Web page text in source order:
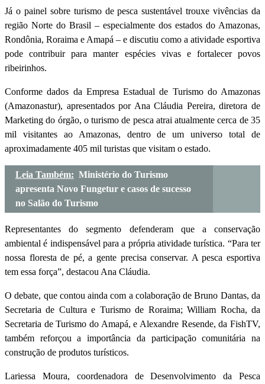
Já o painel sobre turismo de pesca sustentável trouxe vivências da
região Norte do Brasil – especialmente dos estados do Amazonas,
Rondônia, Roraima e Amapá – e discutiu como a atividade esportiva
pode contribuir para manter espécies vivas e fortalecer povos
ribeirinhos.
Conforme dados da Empresa Estadual de Turismo do Amazonas
(Amazonastur), apresentados por Ana Cláudia Pereira, diretora de
Marketing do órgão, o turismo de pesca atrai atualmente cerca de 35
mil visitantes ao Amazonas, dentro de um universo total de
aproximadamente 405 mil turistas que visitam o estado.
Leia Também: Ministério do Turismo
apresenta Novo Fungetur e casos de sucesso
no Salão do Turismo
Representantes do segmento defenderam que a conservação
ambiental é indispensável para a própria atividade turística. “Para ter
nossa floresta de pé, a gente precisa conservar. A pesca esportiva
tem essa força”, destacou Ana Cláudia.
O debate, que contou ainda com a colaboração de Bruno Dantas, da
Secretaria de Cultura e Turismo de Roraima; William Rocha, da
Secretaria de Turismo do Amapá, e Alexandre Resende, da FishTV,
também reforçou a importância da participação comunitária na
construção de produtos turísticos.
Lariessa Moura, coordenadora de Desenvolvimento da Pesca